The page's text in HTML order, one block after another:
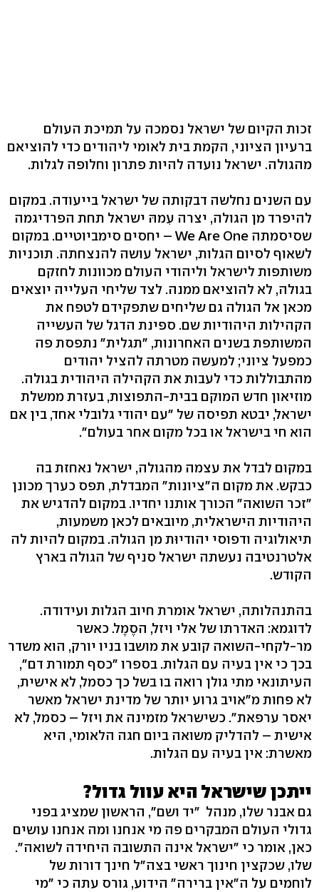
זכות הקיום של ישראל נסמכה על תמיכת העולם
ברעיון הציוני, הקמת בית לאומי ליהודים כדי להוציאם
מהגולה. ישראל נועדה להיות פתרון וחלופה לגלות.
עם השנים נחלשה דבקותה של ישראל בייעודה. במקום
להיפרד מן הגולה, יצרה עִמהּ ישראל תחת הפרדיגמה
שסיסמתה We Are One – יחסים סימביוטיים. במקום
לשאוף לסיום הגלות, ישראל עושה להנצחתה. תוכניות
משותפות לישראל וליהודי העולם מכוונות לחזקם
בגולה, לא להוציאם ממנה. לצד שליחי העלייה יוצאים
מכאן אל הגולה גם שליחים שתפקידם לטפח את
הקהילות היהודיות שם. ספינת הדגל של העשייה
המשותפת בשנים האחרונות, "תגלית" נתפסת פה
כמפעל ציוני; למעשה מטרתה להציל יהודים
מהתבוללות כדי לעבות את הקהילה היהודית בגולה.
מוזיאון חדש המוקם בבית-התפוצות, בעזרת ממשלת
ישראל, יבטא תפיסה של "עם יהודי גלובלי אחד, בין אם
הוא חי בישראל או בכל מקום אחר בעולם".
במקום לבדל את עצמה מהגולה, ישראל נאחזת בה
כבקש. את מקום ה"ציונות" המבדלת, תפס כערך מכונן
"זכר השואה" הכורך אותנו יחדיו. במקום להדגיש את
היהודיות הישראלית, מיובאים לכאן משמעות,
תיאולוגיה ודפוסי יהודיוּת מן הגולה. במקום להיות לה
אלטרנטיבה נעשתה ישראל סניף של הגולה בארץ
הקודש.
בהתנהלותה, ישראל אומרת חיוב הגלות ועידודה.
לדוגמא: האדרתו של אלי ויזל, הסֶמֶל. כאשר
מר-לקחי-השואה קובע את מושבו בניו יורק, הוא משדר
בכך כי אין בעיה עם הגלות. בספרו "כסף תמורת דם",
העיתונאי מתי גולן רואה בו בשל כך כסמל, לא אישית,
לא פחות מ"אויב גרוע יותר של מדינת ישראל מאשר
יאסר ערפאת". כשישראל מזמינה את ויזל – כסמל, לא
אישית – להדליק משואה ביום חגה הלאומי, היא
מאשרת: אין בעיה עם הגלות.
ייתכן שישראל היא עוול גדול?
גם אבנר שלו, מנהל "יד ושם", הראשון שמציג בפני
גדולי העולם המבקרים פה מי אנחנו ומה אנחנו עושים
כאן, אומר כי "ישראל אינה התשובה היחידה לשואה".
שלו, שכקצין חינוך ראשי בצה"ל חינך דורות של
לוחמים על ה"אין ברירה" הידוע, גורס עתה כי "מי